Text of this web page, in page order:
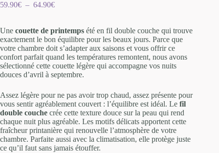
59.90€ – 64.90€
Une couette de printemps été en fil double couche qui trouve
exactement le bon équilibre pour les beaux jours. Parce que
votre chambre doit s’adapter aux saisons et vous offrir ce
confort parfait quand les températures remontent, nous avons
sélectionné cette couette légère qui accompagne vos nuits
douces d’avril à septembre.
Assez légère pour ne pas avoir trop chaud, assez présente pour
vous sentir agréablement couvert : l’équilibre est idéal. Le fil
double couche crée cette texture douce sur la peau qui rend
chaque nuit plus agréable. Les motifs délicats apportent cette
fraîcheur printanière qui renouvelle l’atmosphère de votre
chambre. Parfaite aussi avec la climatisation, elle protège juste
ce qu’il faut sans jamais étouffer.